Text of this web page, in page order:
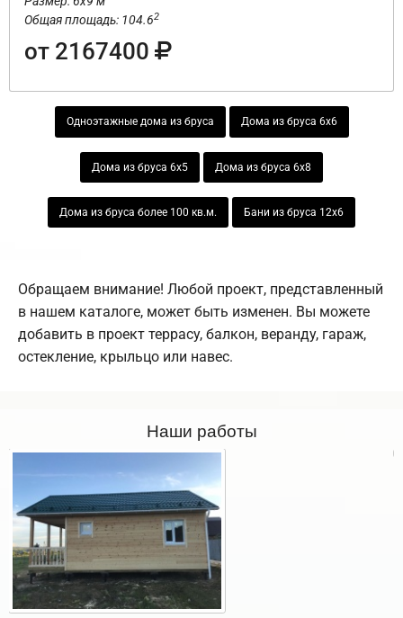
Общая площадь: 104.62
от 2167400
Одноэтажные дома из бруса Дома из бруса 6х6
Дома из бруса 6х5 Дома из бруса 6х8
Дома из бруса более 100 кв.м. Бани из бруса 12х6
Обращаем внимание! Любой проект, представленный
в нашем каталоге, может быть изменен. Вы можете
добавить в проект террасу, балкон, веранду, гараж,
остекление, крыльцо или навес.
Наши работы